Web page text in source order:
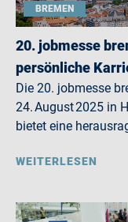
BREMEN
20. jobmesse
persönliche
Die 20. jobmesse
24. August 2025 in
bietet eine
WEITERLESEN